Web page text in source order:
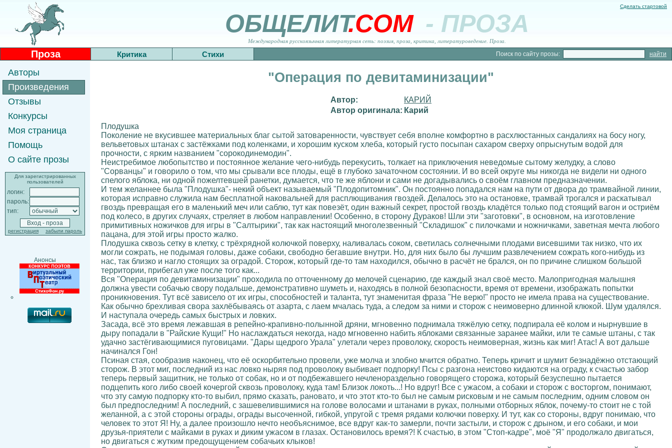
Сделать стартовой
ОБЩЕЛИТ.COM - ПРОЗА
Международная русскоязычная литературная сеть: поэзия, проза, критика, литературоведение. Проза.
Проза Критика Стихи Поиск по сайту прозы:
Авторы
Произведения
Отзывы
Конкурсы
Моя страница
Помощь
О сайте прозы
Для зарегистрированных
пользователей
логин:
пароль:
тип:
регистрация забыли пароль
Анонсы
"Операция по девитаминизации"
Автор:
КАРИЙ
Автор оригинала: Карий
Плодушка
Поколение не вкусившее материальных благ сытой затоваренности, чувствует себя вполне комфортно в расхлюстанных сандалиях на босу ногу,
вельветовых штанах с застёжками под коленками, и хорошим куском хлеба, который густо посыпан сахаром сверху опрыснутым водой для
прочности, с ярким названием "сорокодинемодин".
Неистребимое любопытство и постоянное желание чего-нибудь перекусить, толкает на приключения неведомые сытому желудку, а слово
"Сорванцы" и говорило о том, что мы срывали все плоды, ещё в глубоко зачаточном состоянии. И во всей округе мы никогда не видели ни одного
спелого яблока, ни одной пожелтевшей ранетки, думается, что те же яблони и сами не догадывались о своём главном предназначении.
И тем желаннее была "Плодушка"- некий объект называемый "Плодопитомник". Он постоянно попадался нам на пути от двора до трамвайной линии,
которая исправно служила нам бесплатной наковальней для расплющивания гвоздей. Делалось это на остановке, трамвай трогался и раскатывал
гвоздь превращая его в маленький меч или саблю, тут как повезёт, один важный секрет, простой гвоздь кладётся только под стоящий вагон и остриём
под колесо, в других случаях, стреляет в любом направлении! Особенно, в сторону Дураков! Шли эти "заготовки", в основном, на изготовление
примитивных ножичков для игры в "Салтырики", так как настоящий многолезвенный "Складишок" с пилочками и ножничками, заветная мечта любого
пацана, для этой игры просто жалко.
Плодушка сквозь сетку в клетку, с трёхрядной колючкой поверху, наливалась соком, светилась солнечными плодами висевшими так низко, что их
могли сожрать, не подымая головы, даже собаки, свободно бегавшие внутри. Но, для них было бы лучшим развлечением сожрать кого-нибудь из
нас, так близко и нагло стоящих за оградой. Сторож, который где-то там находился, обычно в расчёт не брался, он по причине слишком большой
территории, прибегал уже после того как...
Вся "Операция по девитаминизации" проходила по отточенному до мелочей сценарию, где каждый знал своё место. Малопригодная малышня
должна увести собачью свору подальше, демонстративно шуметь и, находясь в полной безопасности, время от времени, изображать попытки
проникновения. Тут всё зависело от их игры, способностей и таланта, тут знаменитая фраза "Не верю!" просто не имела права на существование.
Как обычно брехливая свора захлёбываясь от азарта, с лаем мчалась туда, а следом за ними и сторож с неимоверно длинной клюкой. Шум удалялся.
И наступала очередь самых быстрых и ловких.
Засада, всё это время лежавшая в репейно-крапивно-полынной дряни, мгновенно поднимала тяжёлую сетку, подпирала её колом и нырнувшие в
дыру попадали в "Райские Кущи!" Но наслаждаться некогда, надо мгновенно набить яблоками связанные заранее майки, или те самые штаны, с так
удачно застёгивающимися пуговицами. "Дары щедрого Урала" улетали через проволоку, скорость неимоверная, жизнь как миг! Атас! А вот дальше
начинался Гон!
Псиная стая, сообразив наконец, что её оскорбительно провели, уже молча и злобно мчится обратно. Теперь кричит и шумит безнадёжно отстающий
сторож. В этот миг, последний из нас ловко ныряя под проволоку выбивает подпорку! Псы с разгона неистово кидаются на ограду, к счастью забор
теперь первый защитник, не только от собак, но и от подбежавшего нечленораздельно говорящего сторожа, который безуспешно пытается
подцепить кого либо своей кочергой сквозь проволоку, куда там! Близок локоть...! Но вдруг! Все с ужасом, а собаки и сторож с восторгом, понимают,
что эту самую подпорку кто-то выбил, прямо сказать, рановато, и что этот кто-то был не самым рисковым и не самым последним, одним словом он
был предпоследним! А последний, с зашевелившимися на голове волосами и штанами в руках, полными отборных яблок, почему-то стоит не с той
желанной, а с этой стороны ограды, ограды высоченной, гибкой, упругой с тремя рядами колючки поверху. И тут, как со стороны, вдруг понимаю, что
человек то этот Я! Ну, а далее произошло нечто необъяснимое, все вдруг как-то замерли, почти застыли, и сторож с дрыном, и его собаки, и мои
друзья-приятели с майками в руках и диким ужасом в глазах. Остановилось время?! К счастью, в этом "Стоп-кадре", моё "Я" продолжало двигаться,
но двигаться с жутким предощущением собачьих клыков!